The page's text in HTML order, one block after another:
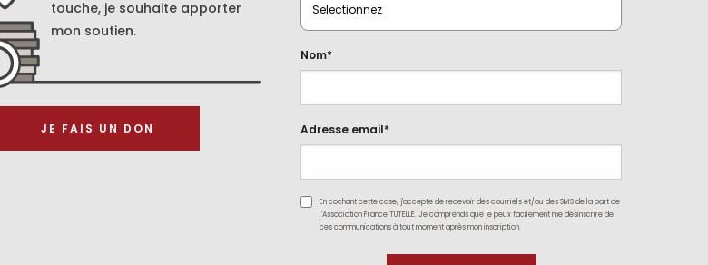
touche, je souhaite apporter
mon soutien.
JE FAIS UN DON
Nom*
Adresse email*
En cochant cette case, j'accepte de recevoir des courriels et/ou des SMS de la part de
l'Association France TUTELLE. Je comprends que je peux facilement me désinscrire de
ces communications à tout moment après mon inscription.